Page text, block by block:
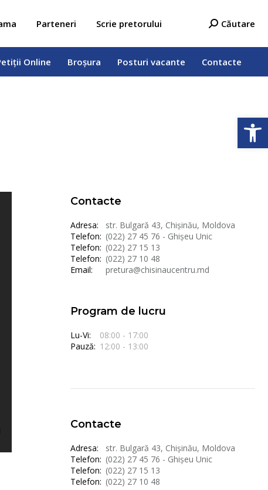
Parteneri Scrie pretorului Search:
Căutare
Online Broșura Posturi vacante Contacte
Contacte
Adresa:
str. Bulgară 43, Chișinău, Moldova
Telefon: (022) 27 45 76 - Ghișeu Unic
Telefon: (022) 27 15 13
Telefon: (022) 27 10 48
Email:
pretura@chisinaucentru.md
Program de lucru
Lu-Vi:
08:00 - 17:00
Pauză: 12:00 - 13:00
Contacte
Adresa:
str. Bulgară 43, Chișinău, Moldova
Telefon: (022) 27 45 76 - Ghișeu Unic
Telefon: (022) 27 15 13
Telefon: (022) 27 10 48
Petiții Online Broșura Posturi vacante Contacte